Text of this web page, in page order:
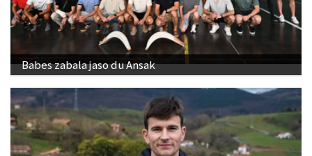
Babes zabala jaso du Ansak